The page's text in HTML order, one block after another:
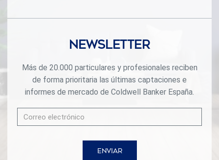
Newsletter
Más de 20.000 particulares y profesionales reciben
de forma prioritaria las últimas captaciones e
informes de mercado de Coldwell Banker España.
ENVIAR